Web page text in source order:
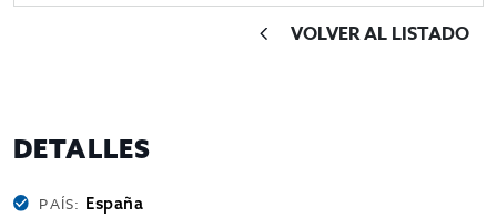
VOLVER AL LISTADO
DETALLES
PAÍS: España